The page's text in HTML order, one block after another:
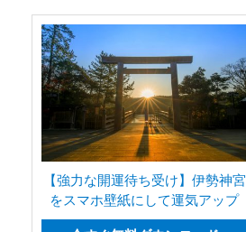
【強力な開運待ち受け】伊勢神宮
をスマホ壁紙にして運気アップ